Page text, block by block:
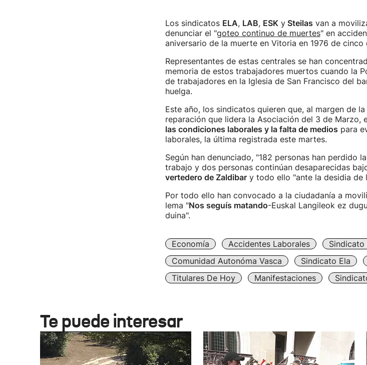
Los sindicatos ELA, LAB, ESKySteilas van a
denunciar el "goteo continuo de muertes" en
aniversario de la muerte en Vitoria en 1976 de
Representantes de estas centrales se han
memoria de estos trabajadores muertos cuando la
de trabajadores en la Iglesia de San Francisco del
huelga.
Este año, los sindicatos quieren que, al margen de
reparación que lidera la Asociación del 3 de Marzo,
las condiciones laborales y la falta de medios para
laborales, la última registrada este martes.
Según han denunciado, "182 personas han perdido
trabajo y dos personas continúan desaparecidas
vertedero de Zaldibary todo ello "ante la desidia de
Por todo ello han convocado a la ciudadanía a
lema "Nos seguís matando-Euskal Langileok ez
duina".
Economía Accidentes Laborales
Sindicato
Comunidad Autonóma Vasca
Sindicato Ela
Titulares De Hoy
Manifestaciones
Te puede interesar